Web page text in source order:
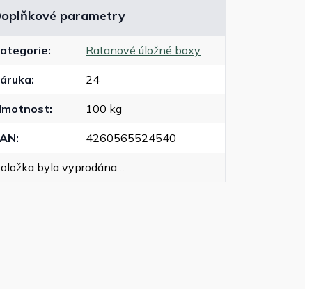
parametry
: Ratanové úložné boxy
: 24
: 100 kg
: 4260565524540
byla vyprodána…